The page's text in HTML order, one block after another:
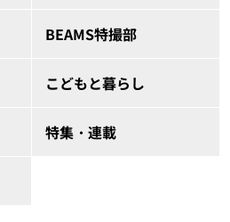
BEAMS特撮部
こどもと暮らし
特集・連載